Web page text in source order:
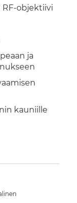
objektiivi
ja
kauniille